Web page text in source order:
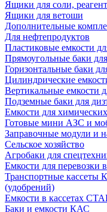
Ящики для соли,
Ящики для ветоши
Дополнительные
Для нефтепродуктов
Пластиковые емкости
Прямоугольные баки
Горизонтальные баки
Цилиндрические
Вертикальные емкости
Подземные баки для
Емкости для
Готовые мини АЗС и
Заправочные модули и
Сельское хозяйство
Агробаки для
Емкости для
Транспортные кассеты
(удобрений)
Емкости в кассетах
Баки и емкости КАС